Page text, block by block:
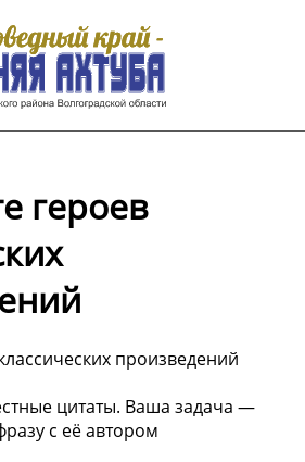
героев
произведений
цитаты. Ваша задача —
с её автором